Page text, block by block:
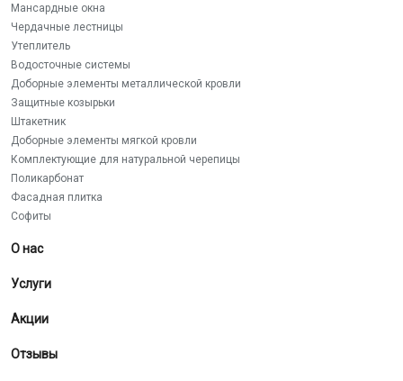
Мансардные окна
Чердачные лестницы
Утеплитель
Водосточные системы
Доборные элементы металлической кровли
Защитные козырьки
Штакетник
Доборные элементы мягкой кровли
Комплектующие для натуральной черепицы
Поликарбонат
Фасадная плитка
Софиты
О нас
Услуги
Акции
Отзывы